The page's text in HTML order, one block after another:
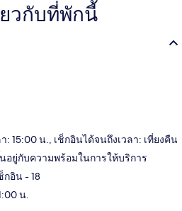
วกับที่พักนี้
: 15:00 น., เช็กอินได้จนถึงเวลา: เที่ยงคืน
อยู่กับความพร้อมในการให้บริการ
อิน - 18
น.